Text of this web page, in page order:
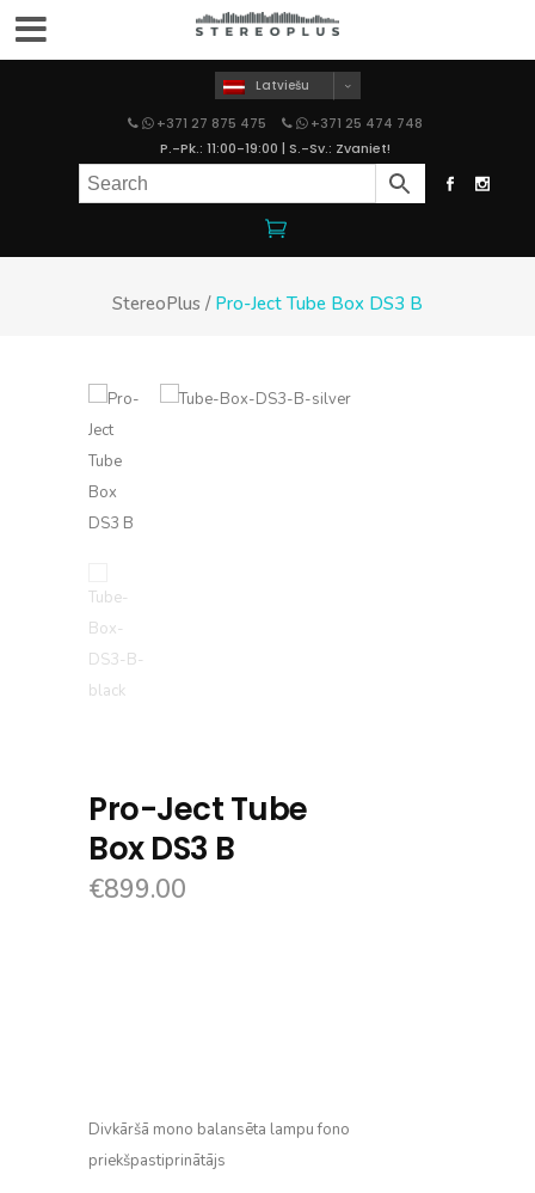
Latviešu
+371 27 875 475
+371 25 474 748
P.-Pk.: 11:00-19:00 | S.-Sv.: Zvaniet!
StereoPlus / Pro-Ject Tube Box DS3 B
Pro-Ject Tube
Box DS3 B
€899.00
Divkāršā mono balansēta lampu fono
priekšpastiprinātājs